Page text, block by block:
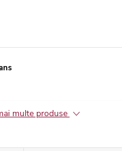
multe produse